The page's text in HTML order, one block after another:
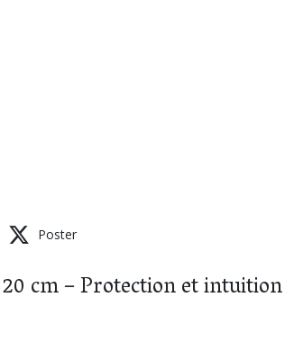
Poster
cm – Protection et intuition